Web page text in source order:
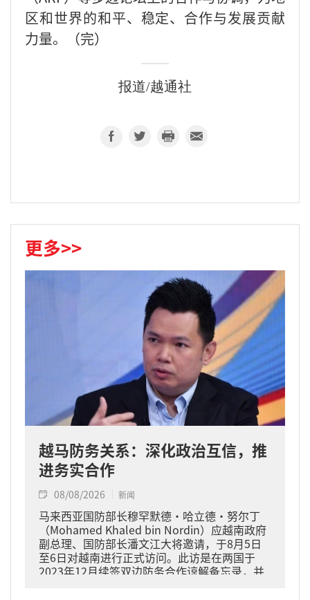
区和世界的和平、稳定、合作与发展贡献
力量。（完）
报道/越通社
更多>>
越马防务关系：深化政治互信，推
进务实合作
08/08/2026 新闻
马来西亚国防部长穆罕默德·哈立德·努尔丁
（Mohamed Khaled bin Nordin）应越南政府
副总理、国防部长潘文江大将邀请，于8月5日
至6日对越南进行正式访问。此访是在两国于
2023年12月续签双边防务合作谅解备忘录，并